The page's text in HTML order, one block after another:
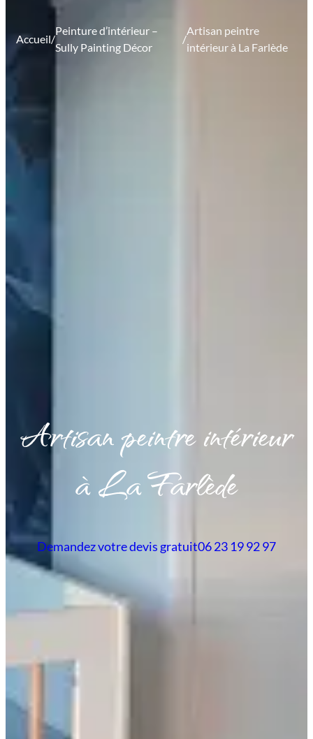
Accueil/
Peinture d’intérieur –
Sully Painting Décor
/
Artisan peintre
intérieur à La Farlède
Artisan peintre intérieur
à La Farlède
Demandez votre devis gratuit06 23 19 92 97